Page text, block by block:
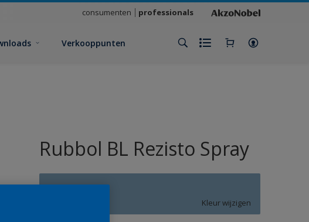
consumenten professionals
Verkooppunten
Rubbol BL Rezisto Spray
Kleur wijzigen